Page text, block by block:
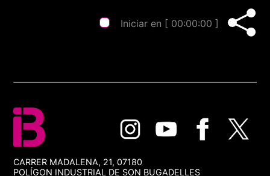
Iniciar en [ 00:00:00 ]
CARRER MADALENA, 21, 07180
POLÍGON INDUSTRIAL DE SON BUGADELLES